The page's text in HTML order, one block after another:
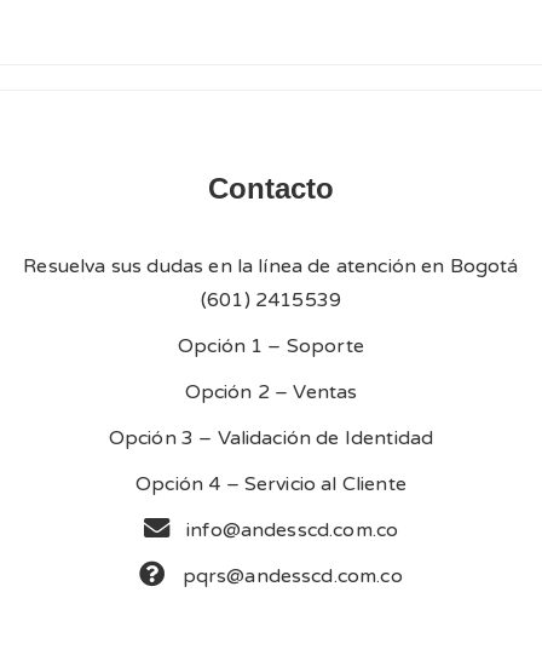
Contacto
Resuelva sus dudas en la línea de atención en Bogotá
(601) 2415539
Opción 1 – Soporte
Opción 2 – Ventas
Opción 3 – Validación de Identidad
Opción 4 – Servicio al Cliente
info@andesscd.com.co
pqrs@andesscd.com.co